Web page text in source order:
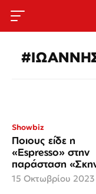
Showbiz
Ποιους είδε η
«Espresso» στην
παράσταση
από ένα γάμο» με τους
Ψαρρά -
15 Οκτωβρίου 2023